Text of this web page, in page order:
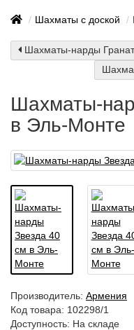
Шахматы с доской
Шахматы-нарды
Шахматы-
в Эль-Монте
Производитель: Армения
Код товара: 102298/1
Доступность: На складе